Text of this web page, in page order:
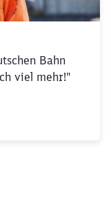
Bahn
viel mehr!"